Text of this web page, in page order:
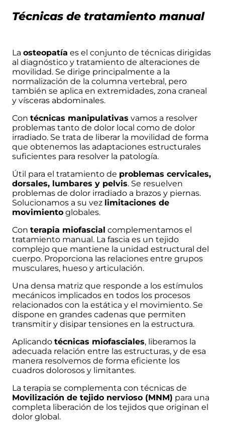
Técnicas de tratamiento manual
La osteopatía es el conjunto de técnicas dirigidas
al diagnóstico y tratamiento de alteraciones de
movilidad. Se dirige principalmente a la
normalización de la columna vertebral, pero
también se aplica en extremidades, zona craneal
y vísceras abdominales.
Con técnicas manipulativas vamos a resolver
problemas tanto de dolor local como de dolor
irradiado. Se trata de liberar la movilidad de forma
que obtenemos las adaptaciones estructurales
suficientes para resolver la patología.
Útil para el tratamiento de problemas cervicales,
dorsales, lumbares y pelvis. Se resuelven
problemas de dolor irradiado a brazos y piernas.
Solucionamos a su vez limitaciones de
movimiento globales.
Con terapia miofascial complementamos el
tratamiento manual. La fascia es un tejido
complejo que mantiene la unidad estructural del
cuerpo. Proporciona las relaciones entre grupos
musculares, hueso y articulación.
Una densa matriz que responde a los estímulos
mecánicos implicados en todos los procesos
relacionados con la estática y el movimiento. Se
dispone en grandes cadenas que permiten
transmitir y disipar tensiones en la estructura.
Aplicando técnicas miofasciales, liberamos la
adecuada relación entre las estructuras, y de esa
manera resolvemos de forma eficiente los
cuadros dolorosos y limitantes.
La terapia se complementa con técnicas de
Movilización de tejido nervioso (MNM) para una
completa liberación de los tejidos que originan el
dolor global.